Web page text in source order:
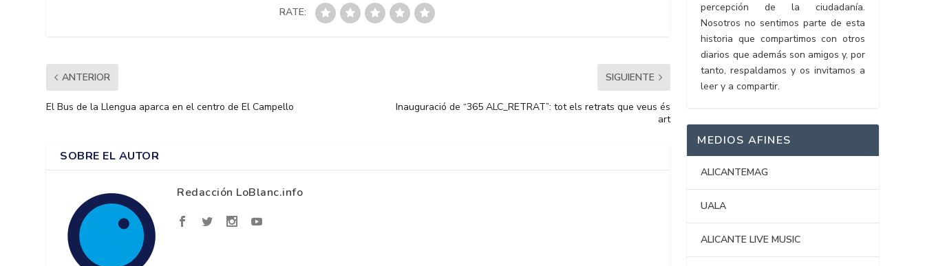
RATE:
ANTERIOR
El Bus de la Llengua aparca en el centro de El Campello
SIGUIENTE
Inauguració de “365 ALC_RETRAT”: tot els retrats que veus és
art
SOBRE EL AUTOR
Redacción LoBlanc.info
percepción de la ciudadanía.
Nosotros no sentimos parte de esta
historia que compartimos con otros
diarios que además son amigos y, por
tanto, respaldamos y os invitamos a
leer y a compartir.
MEDIOS AFINES
ALICANTEMAG
UALA
ALICANTE LIVE MUSIC